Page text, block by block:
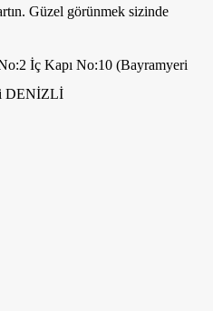
Güzel görünmek sizinde
İç Kapı No:10 (Bayramyeri
DENİZLİ